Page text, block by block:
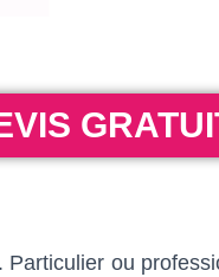
Particulier ou